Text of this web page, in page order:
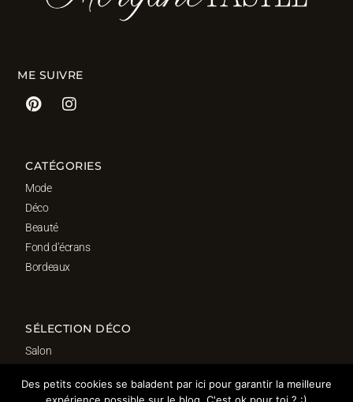
ME SUIVRE
CATÉGORIES
Mode
Déco
Beauté
Fond d’écrans
Bordeaux
SÉLECTION DÉCO
Salon
Salle de bain
Des petits cookies se baladent par ici pour garantir la meilleure